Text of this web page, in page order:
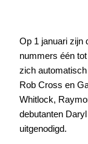
Op 1 januari zijn
nummers één
zich
Rob Cross en
Whitlock,
debutanten
uitgenodigd.